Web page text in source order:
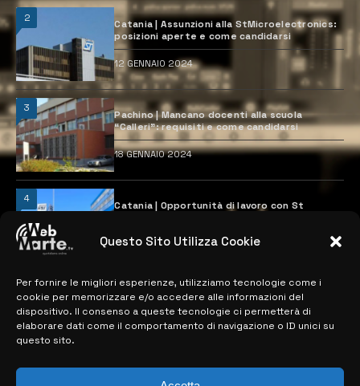
Questo Sito Utilizza Cookie
Per fornire le migliori esperienze, utilizziamo tecnologie come i
cookie per memorizzare e/o accedere alle informazioni del
dispositivo. Il consenso a queste tecnologie ci permetterà di
elaborare dati come il comportamento di navigazione o ID unici su
questo sito.
2
Catania | Assunzioni alla StMicroelectronics:
posizioni aperte e come candidarsi
12 GENNAIO 2024
3
Pachino | Mancano docenti alla scuola
“Calleri”: requisiti e come candidarsi
18 GENNAIO 2024
4
Catania | Opportunità di lavoro con St
28 MARZO 2024
MAPPA DEL SITO
> NOTIZIE